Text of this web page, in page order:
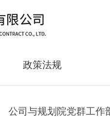
政策法规
公司与规划院党群工作